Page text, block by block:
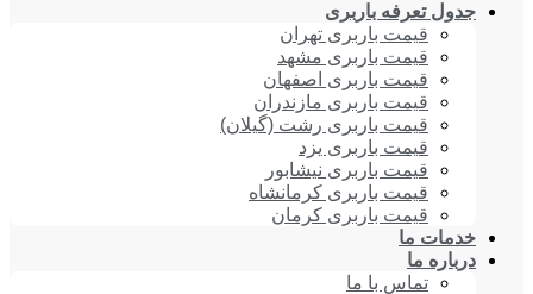
جدول تعرفه باربری
قیمت باربری تهران
قیمت باربری مشهد
قیمت باربری اصفهان
قیمت باربری مازندران
قیمت باربری رشت (گیلان)
قیمت باربری یزد
قیمت باربری نیشابور
قیمت باربری کرمانشاه
قیمت باربری کرمان
خدمات ما
درباره ما
تماس با ما